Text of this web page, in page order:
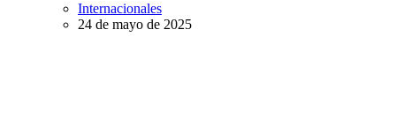
Internacionales
24 de mayo de 2025